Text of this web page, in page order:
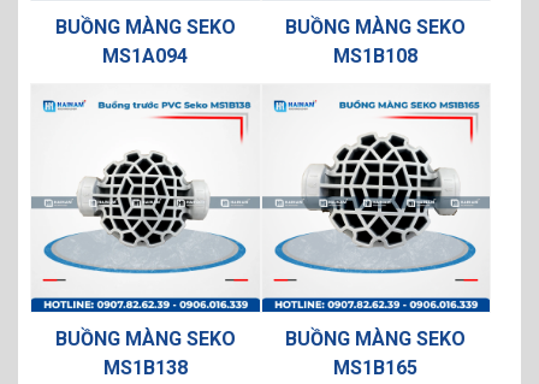
BUỒNG MÀNG SEKO
MS1A094
BUỒNG MÀNG SEKO
MS1B108
BUỒNG MÀNG SEKO
MS1B138
BUỒNG MÀNG SEKO
MS1B165